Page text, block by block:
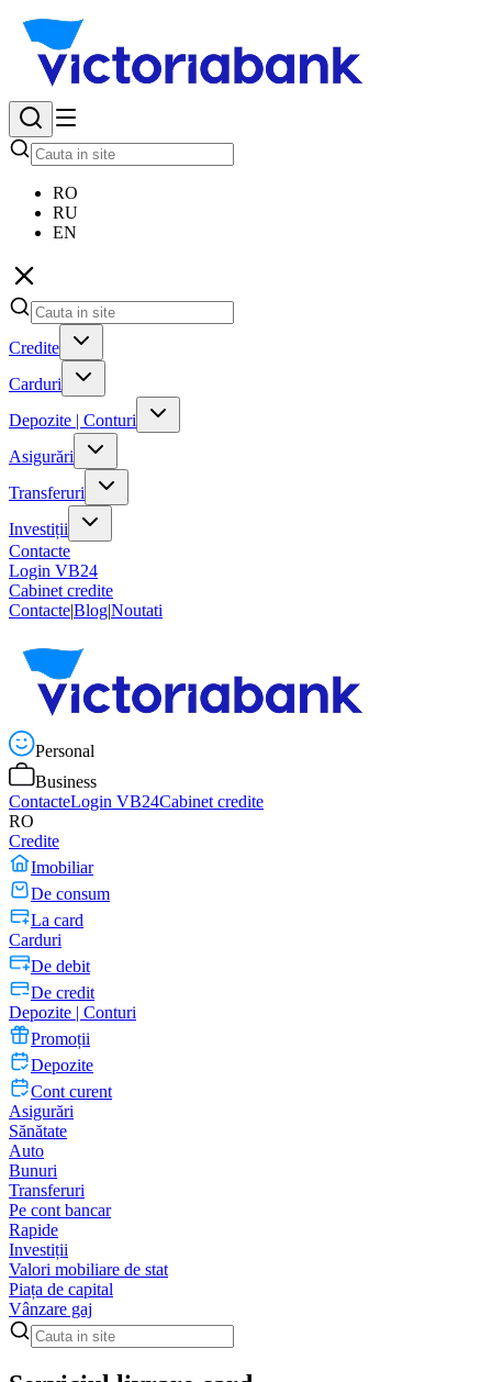
RO
RU
EN
Credite
Carduri
Depozite | Conturi
Asigurări
Transferuri
Investiții
Contacte
Login VB24
Cabinet credite
Contacte|Blog|Noutati
Personal
Business
ContacteLogin VB24Cabinet credite
RO
Credite
Imobiliar
De consum
La card
Carduri
De debit
De credit
Depozite | Conturi
Promoții
Depozite
Cont curent
Asigurări
Sănătate
Auto
Bunuri
Transferuri
Pe cont bancar
Rapide
Investiții
Valori mobiliare de stat
Piața de capital
Vânzare gaj